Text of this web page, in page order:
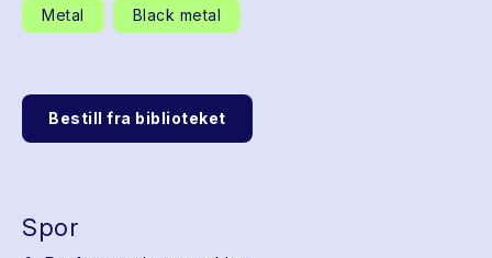
Metal Black metal
Bestill fra biblioteket
Spor